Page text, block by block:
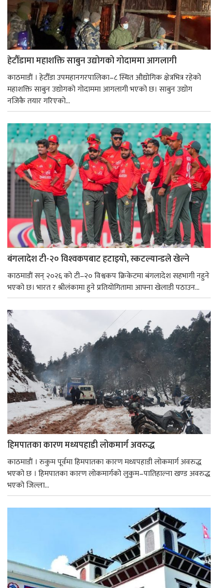
हेटौँडामा महाशक्ति साबुन उद्योगको गोदाममा आगलागी
काठमाडाैं । हेटौँडा उपमहानगरपालिका–८ स्थित औद्योगिक क्षेत्रभित्र रहेको
महाशक्ति साबुन उद्योगको गोदाममा आगलागी भएको छ। साबुन उद्योग
नजिकै तयार गरिएको...
बंगलादेश टी-२० विश्‍वकपबाट हटाइयो, स्कटल्यान्डले खेल्ने
काठमाडाैं सन् २०२६ को टी–२० विश्वकप क्रिकेटमा बंगलादेश सहभागी नहुने
भएको छ। भारत र श्रीलंकामा हुने प्रतियोगितामा आफ्ना खेलाडी पठाउन...
हिमपातका कारण मध्यपहाडी लोकमार्ग अवरुद्ध
काठमाडाैं । रुकुम पूर्वमा हिमपातका कारण मध्यपहाडी लोकमार्ग अवरुद्ध
भएको छ । हिमपातका कारण लोकमार्गको लुकुम–पातिहाल्ना खण्ड अवरुद्ध
भएको जिल्ला...